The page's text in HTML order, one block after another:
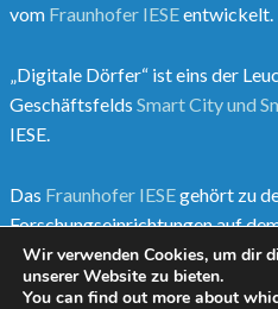
vom Fraunhofer IESEentwickelt.
„Digitale Dörfer“ ist eins der
Geschäftsfelds Smart City und
IESE.
Das Fraunhofer IESEgehört zu
Forschungseinrichtungen auf
Systementwicklungsmethoden.
Wir verwenden Cookies, um dir
unserer Website zu bieten.
You can find out more about